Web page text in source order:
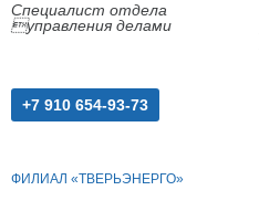
Специалист отдела
управления делами
+7 910 654-93-73
ФИЛИАЛ «ТВЕРЬЭНЕРГО»